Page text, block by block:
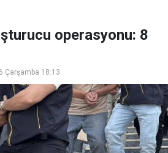
operasyonu: 8
Çarşamba 18:13